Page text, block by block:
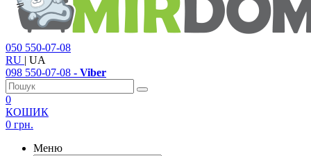
050 550-07-08
RU | UA
098 550-07-08 - Viber
0
КОШИК
0 грн.
Меню